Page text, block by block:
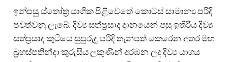
ඉන්පසු ස්තෝත්‍ර යාගික පිළිවෙතේ කොටස් සාමාන්‍ය පරිදි
පවත්වනු ලැබේ. දිව්‍ය සත්ප්‍රසාද දානයෙන් පසු ඉතිරිය දිව්‍ය
සත්ප්‍රසාද කුටියේ සුපුරුදු පරිදි තැන්පත් කෙරෙන අතර මහ
බ්‍රහස්පතින්දා කුරුසිය ලකුණින් අරඹන ලද දිව්‍ය යාගය